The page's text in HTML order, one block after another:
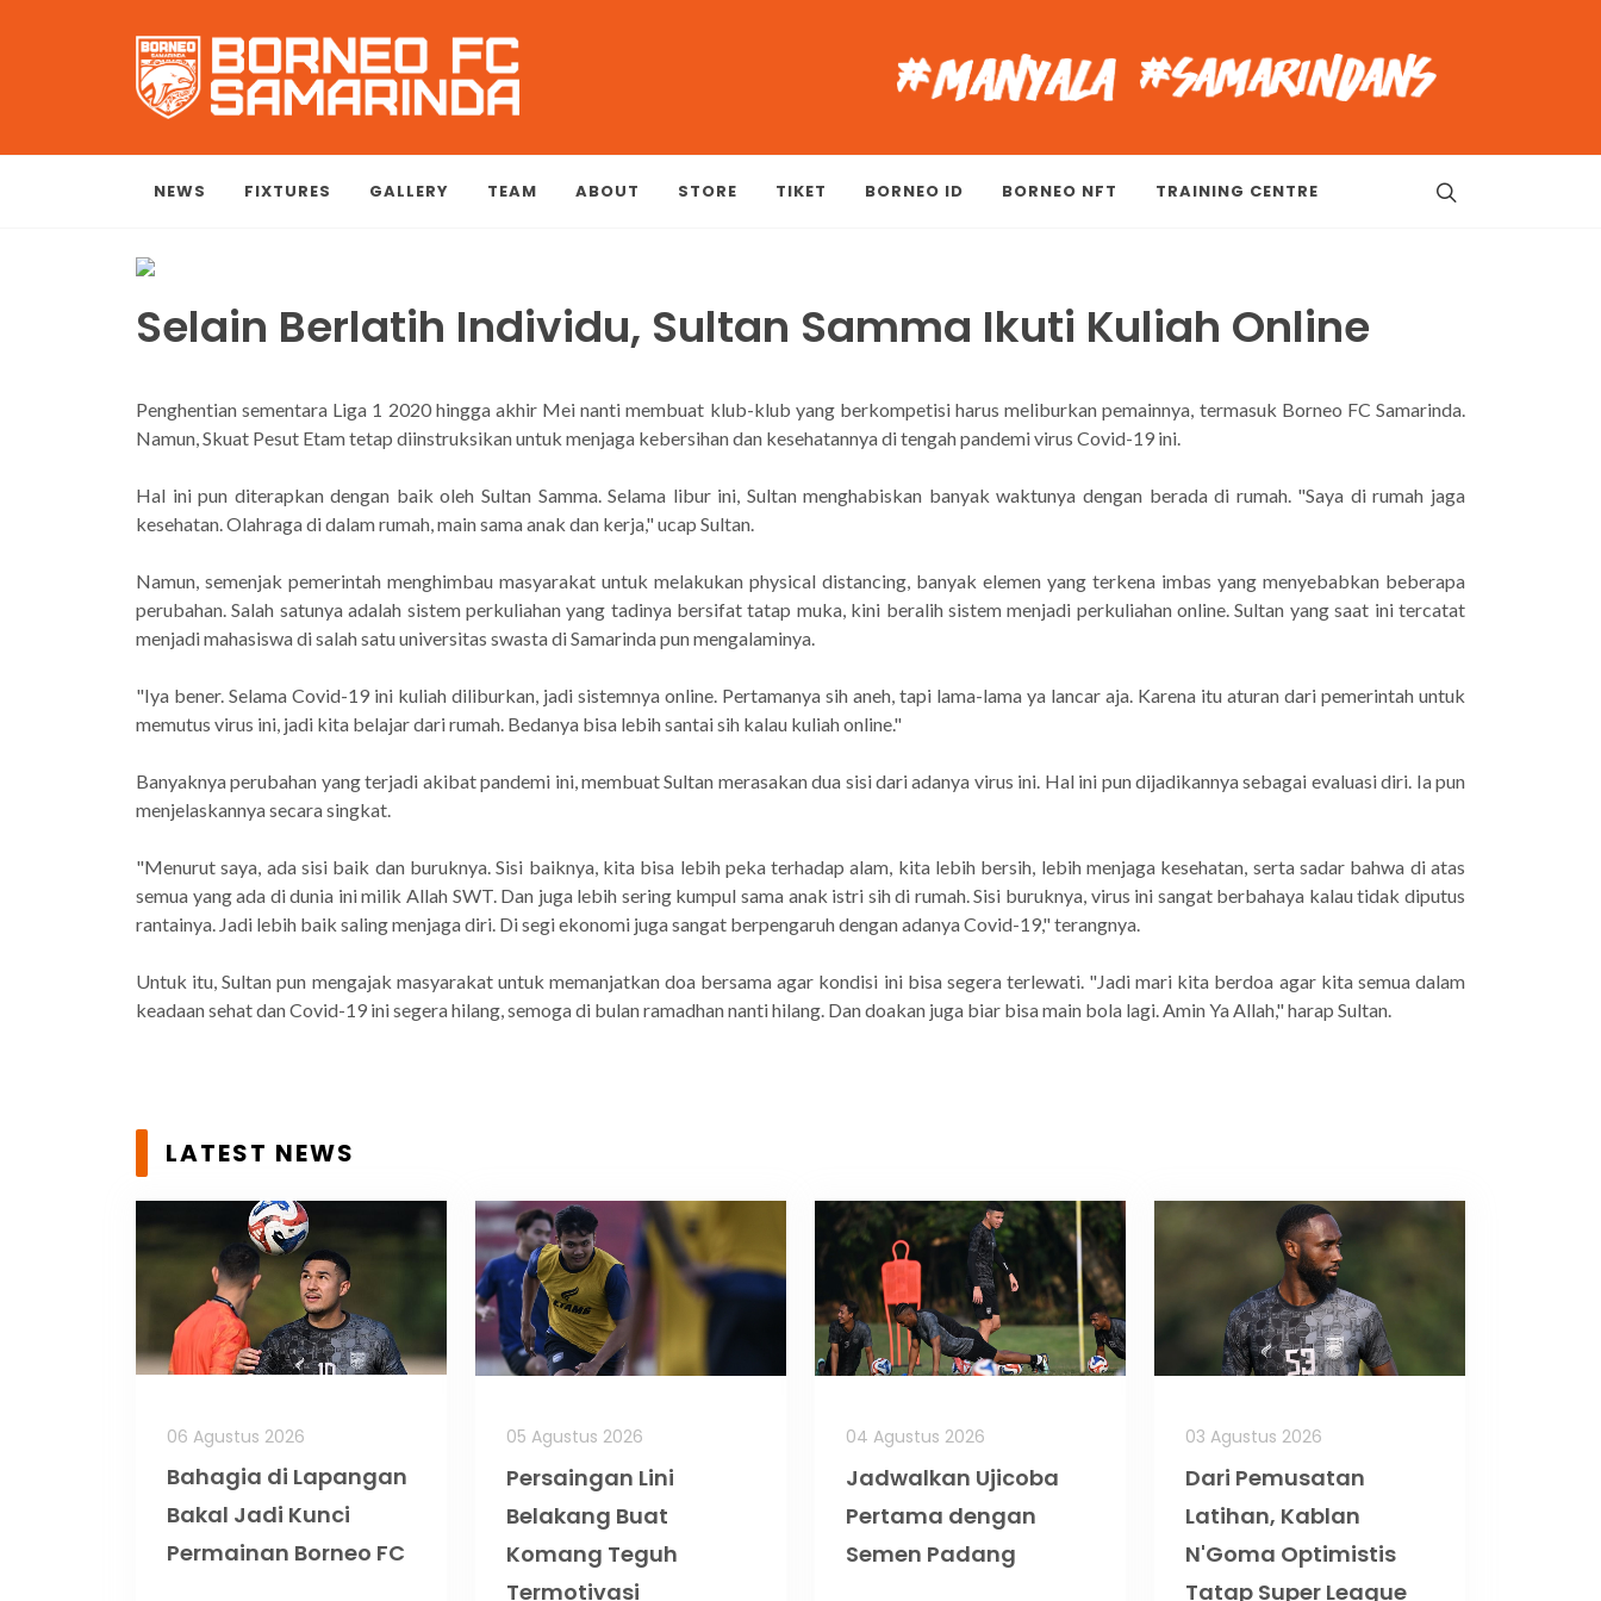
NEWS FIXTURES GALLERY TEAM ABOUT STORE TIKET BORNEO ID BORNEO NFT TRAINING CENTRE
Selain Berlatih Individu, Sultan Samma Ikuti Kuliah Online
Penghentian sementara Liga 1 2020 hingga akhir Mei nanti membuat klub-klub yang berkompetisi harus meliburkan pemainnya, termasuk Borneo FC Samarinda.
Namun, Skuat Pesut Etam tetap diinstruksikan untuk menjaga kebersihan dan kesehatannya di tengah pandemi virus Covid-19 ini.
Hal ini pun diterapkan dengan baik oleh Sultan Samma. Selama libur ini, Sultan menghabiskan banyak waktunya dengan berada di rumah. "Saya di rumah jaga
kesehatan. Olahraga di dalam rumah, main sama anak dan kerja," ucap Sultan.
Namun, semenjak pemerintah menghimbau masyarakat untuk melakukan physical distancing, banyak elemen yang terkena imbas yang menyebabkan beberapa
perubahan. Salah satunya adalah sistem perkuliahan yang tadinya bersifat tatap muka, kini beralih sistem menjadi perkuliahan online. Sultan yang saat ini tercatat
menjadi mahasiswa di salah satu universitas swasta di Samarinda pun mengalaminya.
"Iya bener. Selama Covid-19 ini kuliah diliburkan, jadi sistemnya online. Pertamanya sih aneh, tapi lama-lama ya lancar aja. Karena itu aturan dari pemerintah untuk
memutus virus ini, jadi kita belajar dari rumah. Bedanya bisa lebih santai sih kalau kuliah online."
Banyaknya perubahan yang terjadi akibat pandemi ini, membuat Sultan merasakan dua sisi dari adanya virus ini. Hal ini pun dijadikannya sebagai evaluasi diri. Ia pun
menjelaskannya secara singkat.
"Menurut saya, ada sisi baik dan buruknya. Sisi baiknya, kita bisa lebih peka terhadap alam, kita lebih bersih, lebih menjaga kesehatan, serta sadar bahwa di atas
semua yang ada di dunia ini milik Allah SWT. Dan juga lebih sering kumpul sama anak istri sih di rumah. Sisi buruknya, virus ini sangat berbahaya kalau tidak diputus
rantainya. Jadi lebih baik saling menjaga diri. Di segi ekonomi juga sangat berpengaruh dengan adanya Covid-19," terangnya.
Untuk itu, Sultan pun mengajak masyarakat untuk memanjatkan doa bersama agar kondisi ini bisa segera terlewati. "Jadi mari kita berdoa agar kita semua dalam
keadaan sehat dan Covid-19 ini segera hilang, semoga di bulan ramadhan nanti hilang. Dan doakan juga biar bisa main bola lagi. Amin Ya Allah," harap Sultan.
LATEST NEWS
06 Agustus 2026
Bahagia di Lapangan
Bakal Jadi Kunci
Permainan Borneo FC
05 Agustus 2026
Persaingan Lini
Belakang Buat
Komang Teguh
Termotivasi
04 Agustus 2026
Jadwalkan Ujicoba
Pertama dengan
Semen Padang
03 Agustus 2026
Dari Pemusatan
Latihan, Kablan
N'Goma Optimistis
Tatap Super League